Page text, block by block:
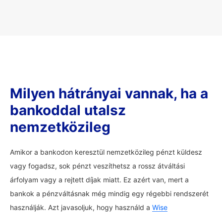
Milyen hátrányai vannak, ha a
bankoddal utalsz
nemzetközileg
Amikor a bankodon keresztül nemzetközileg pénzt küldesz
vagy fogadsz, sok pénzt veszíthetsz a rossz átváltási
árfolyam vagy a rejtett díjak miatt. Ez azért van, mert a
bankok a pénzváltásnak még mindig egy régebbi rendszerét
használják. Azt javasoljuk, hogy használd a Wise